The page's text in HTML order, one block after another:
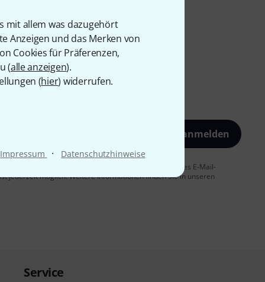
mit allem was dazugehört
Anzeigen und das Merken von
Cookies für Präferenzen,
(alle anzeigen).
(hier) widerrufen.
Impressum · Datenschutzhinweise
Jetzt anmelden
dem Erhalt von E-Mail-Werbung und einer Messung des E-Mail-
jederzeit möglich. Weitere Informationen finden Sie in unseren
Service